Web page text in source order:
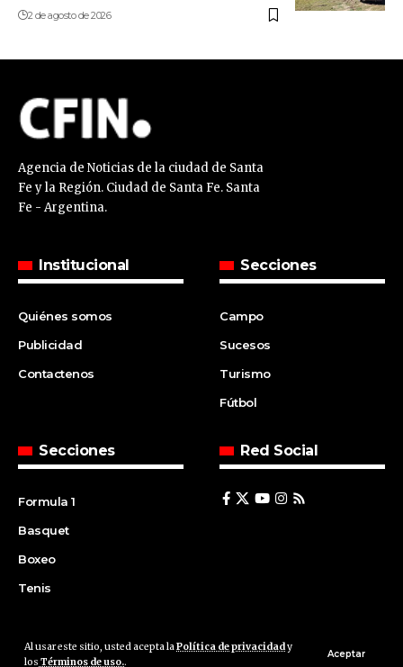
Al usar este sitio, usted acepta laPolítica de privacidady
los Términos de uso..
Aceptar
2 de agosto de 2026
Agencia de Noticias de la ciudad de Santa
Fe y la Región. Ciudad de Santa Fe. Santa
Fe - Argentina.
Institucional
Quiénes somos
Publicidad
Contactenos
Secciones
Campo
Sucesos
Turismo
Fútbol
Secciones
Formula 1
Basquet
Boxeo
Tenis
Red Social
© 2008 | Agencia Cfin.com.ar - Santa Fe - Argentina | All rights